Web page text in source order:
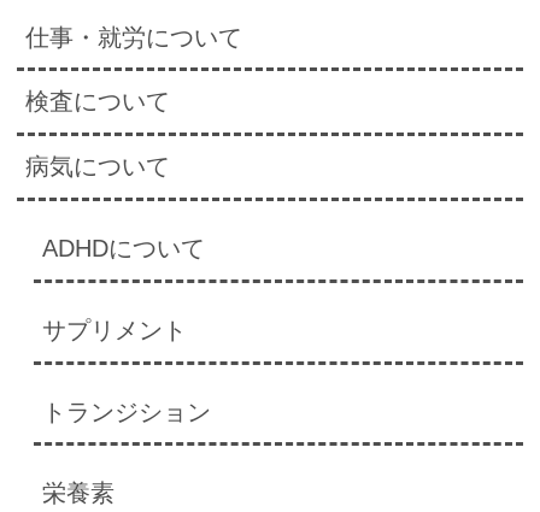
仕事・就労について
検査について
病気について
ADHDについて
サプリメント
トランジション
栄養素